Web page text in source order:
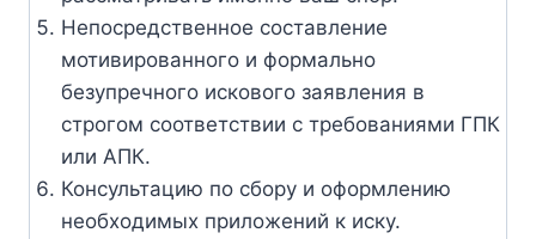
Непосредственное составление
мотивированного и формально
безупречного искового заявления в
строгом соответствии с требованиями ГПК
или АПК.
Консультацию по сбору и оформлению
необходимых приложений к иску.